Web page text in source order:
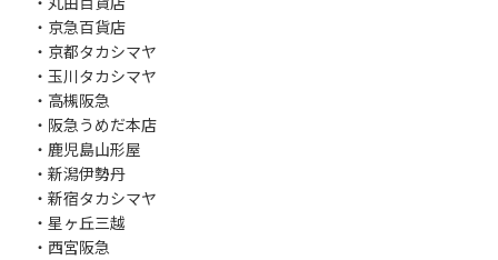
・京急百貨店
・京都タカシマヤ
・玉川タカシマヤ
・高槻阪急
・阪急うめだ本店
・鹿児島山形屋
・新潟伊勢丹
・新宿タカシマヤ
・星ヶ丘三越
・西宮阪急